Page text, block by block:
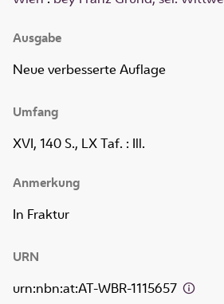
Ausgabe
Neue verbesserte Auflage
Umfang
XVI, 140 S., LX Taf. : Ill.
Anmerkung
In Fraktur
URN
urn:nbn:at:AT-WBR-1115657